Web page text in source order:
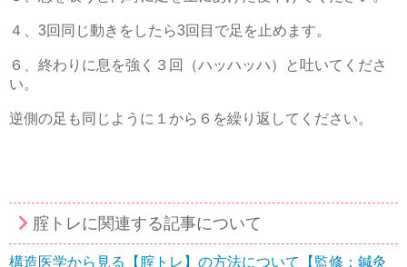
４、3回同じ動きをしたら3回目で足を止めます。
６、終わりに息を強く３回（ハッハッハ）と吐いてくださ
い。
逆側の足も同じように１から６を繰り返してください。
腟トレに関連する記事について
構造医学から見る【腟トレ】の方法について【監修：鍼灸